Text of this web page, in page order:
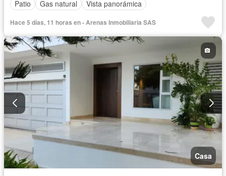
Patio
Gas natural Vista panorámica
Hace 5 días, 11 horas en - Arenas Inmobiliaria SAS
Casa